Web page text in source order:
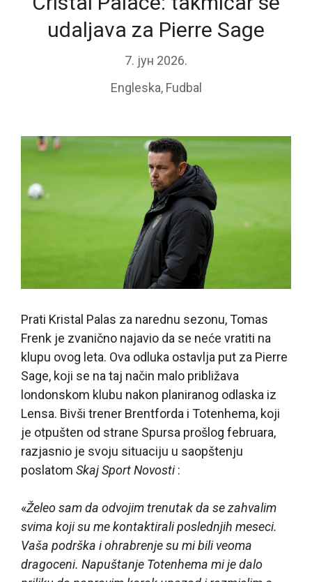
udaljava za Pierre Sage
7. јун 2026.
Engleska, Fudbal
Prati Kristal Palas za narednu sezonu, Tomas
Frenk je zvanično najavio da se neće vratiti na
klupu ovog leta. Ova odluka ostavlja put za Pierre
Sage, koji se na taj način malo približava
londonskom klubu nakon planiranog odlaska iz
Lensa. Bivši trener Brentforda i Totenhema, koji
je otpušten od strane Spursa prošlog februara,
razjasnio je svoju situaciju u saopštenju
poslatom Skaj Sport Novosti:
«Želeo sam da odvojim trenutak da se zahvalim
svima koji su me kontaktirali poslednjih meseci.
Vaša podrška i ohrabrenje su mi bili veoma
dragoceni. Napuštanje Totenhema mi je dalo